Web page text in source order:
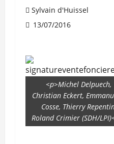
Sylvain d'Huissel
13/07/2016
<p>Michel Delpuech,
Christian Eckert,
Cosse, Thierry
Roland Crimier (SDH/